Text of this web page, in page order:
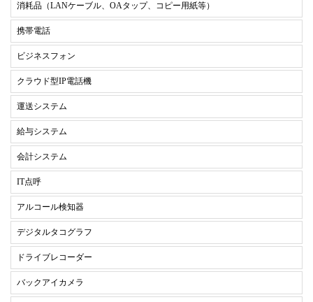
消耗品（LANケーブル、OAタップ、コピー用紙等）
携帯電話
ビジネスフォン
クラウド型IP電話機
運送システム
給与システム
会計システム
IT点呼
アルコール検知器
デジタルタコグラフ
ドライブレコーダー
バックアイカメラ